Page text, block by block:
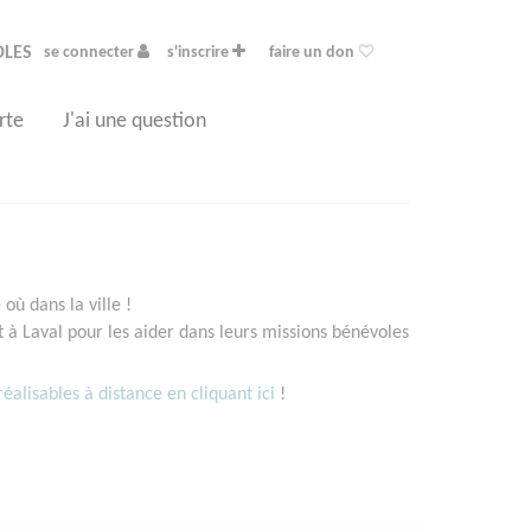
se connecter s'inscrire faire un don
J'ai une question
où dans la ville !
Laval pour les aider dans leurs missions bénévoles
à distance en cliquant ici !